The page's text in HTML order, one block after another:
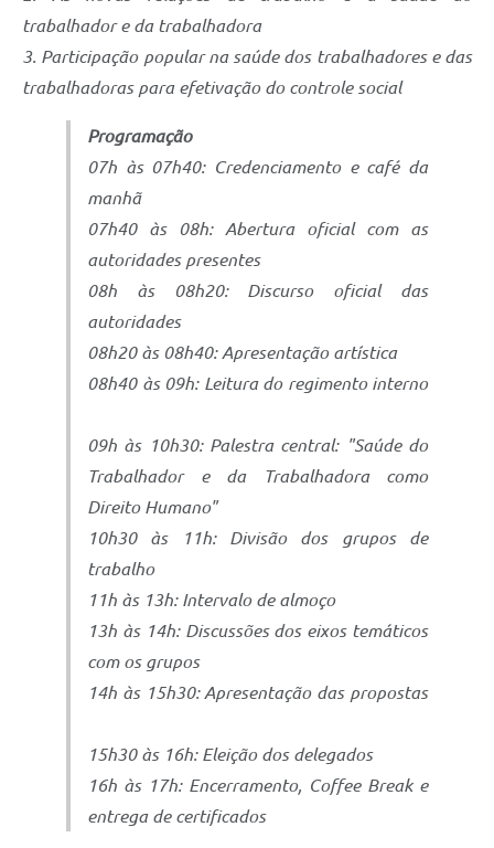
trabalhador e da trabalhadora
3. Participação popular na saúde dos trabalhadores e das
trabalhadoras para efetivação do controle social
Programação
07h às 07h40: Credenciamento e café da
manhã
07h40 às 08h: Abertura oficial com as
autoridades presentes
08h às 08h20: Discurso oficial das
autoridades
08h20 às 08h40: Apresentação artística
08h40 às 09h: Leitura do regimento interno
09h às 10h30: Palestra central: "Saúde do
Trabalhador e da Trabalhadora como
Direito Humano"
10h30 às 11h: Divisão dos grupos de
trabalho
11h às 13h: Intervalo de almoço
13h às 14h: Discussões dos eixos temáticos
com os grupos
14h às 15h30: Apresentação das propostas
15h30 às 16h: Eleição dos delegados
16h às 17h: Encerramento, Coffee Break e
entrega de certificados